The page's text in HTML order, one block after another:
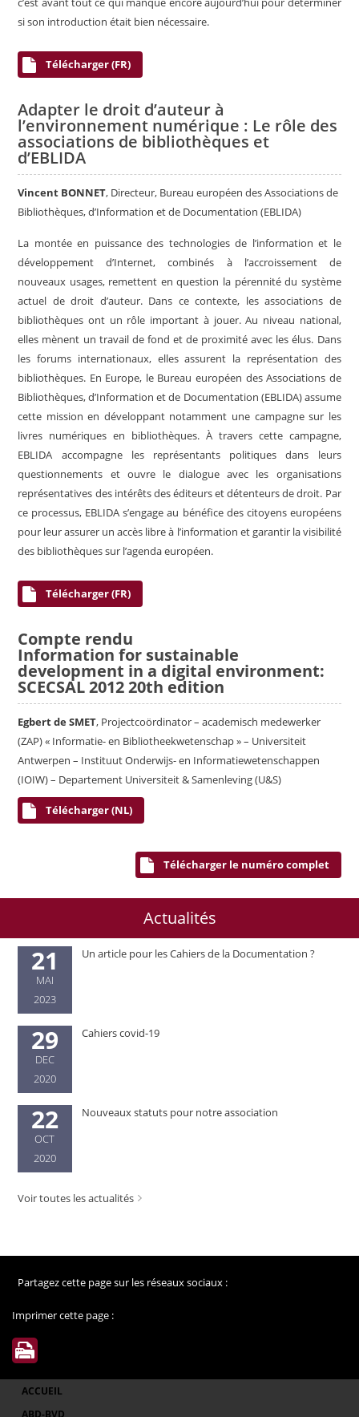
si son introduction était bien nécessaire.
Télécharger (FR)
Adapter le droit d’auteur à
l’environnement numérique : Le rôle des
associations de bibliothèques et
d’EBLIDA
Vincent BONNET, Directeur, Bureau européen des Associations de
Bibliothèques, d’Information et de Documentation (EBLIDA)
La montée en puissance des technologies de l’information et le
développement d’Internet, combinés à l’accroissement de
nouveaux usages, remettent en question la pérennité du système
actuel de droit d’auteur. Dans ce contexte, les associations de
bibliothèques ont un rôle important à jouer. Au niveau national,
elles mènent un travail de fond et de proximité avec les élus. Dans
les forums internationaux, elles assurent la représentation des
bibliothèques. En Europe, le Bureau européen des Associations de
Bibliothèques, d’Information et de Documentation (EBLIDA) assume
cette mission en développant notamment une campagne sur les
livres numériques en bibliothèques. À travers cette campagne,
EBLIDA accompagne les représentants politiques dans leurs
questionnements et ouvre le dialogue avec les organisations
représentatives des intérêts des éditeurs et détenteurs de droit. Par
ce processus, EBLIDA s’engage au bénéfice des citoyens européens
pour leur assurer un accès libre à l’information et garantir la visibilité
des bibliothèques sur l’agenda européen.
Télécharger (FR)
Compte rendu
Information for sustainable
development in a digital environment:
SCECSAL 2012 20th edition
Egbert de SMET, Projectcoördinator – academisch medewerker
(ZAP) « Informatie- en Bibliotheekwetenschap » – Universiteit
Antwerpen – Instituut Onderwijs- en Informatiewetenschappen
(IOIW) – Departement Universiteit & Samenleving (U&S)
Télécharger (NL)
Télécharger le numéro complet
Actualités
21
MAI
2023
Un article pour les Cahiers de la Documentation ?
29
DEC
2020
Cahiers covid-19
22
OCT
2020
Nouveaux statuts pour notre association
Voir toutes les actualités
Partagez cette page sur les réseaux sociaux :
Imprimer cette page :
ACCUEIL
ABD-BVD